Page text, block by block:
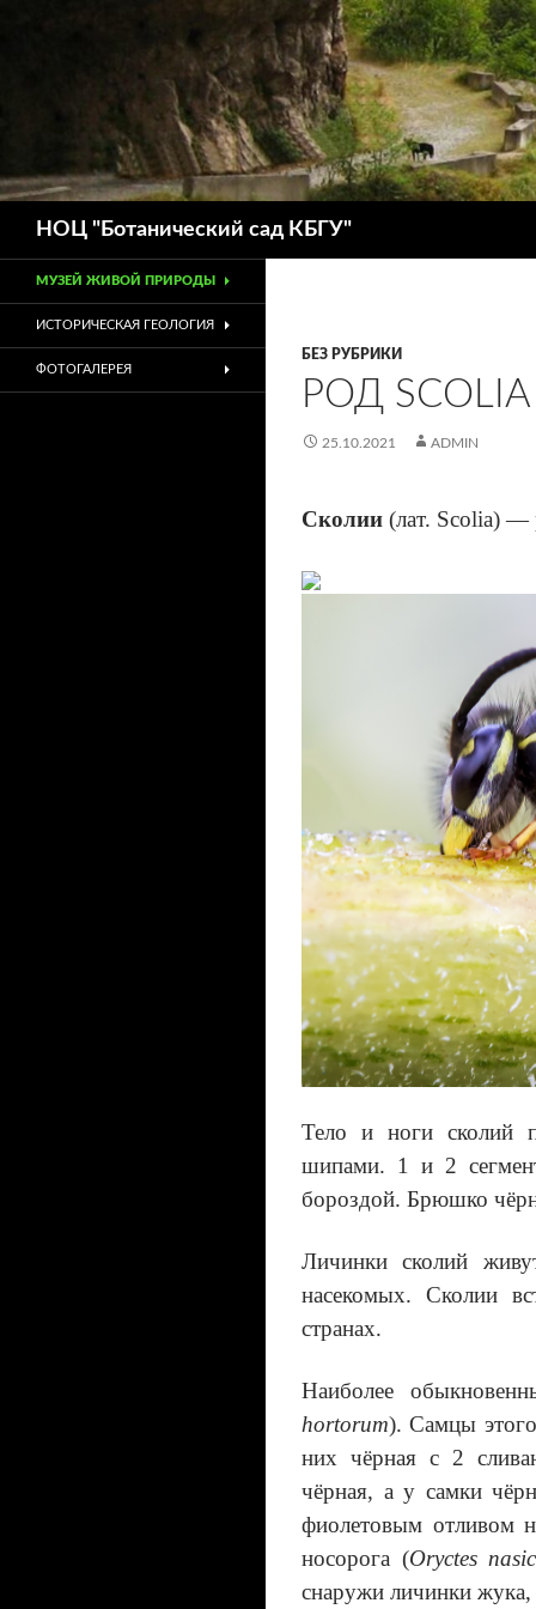
НОЦ "Ботанический сад КБГУ"
БЕЗ РУБРИКИ
РОД
25.10.2021 ADMIN
Сколии (лат. Scolia) —
Тело и ноги сколий
шипами. 1 и 2
бороздой. Брюшко
Личинки сколий
насекомых. Сколии
странах.
Наиболее
hortorum). Самцы
них чёрная с 2
чёрная, а у самки
фиолетовым отливом
носорога (Oryctes
снаружи личинки
МУЗЕЙ ЖИВОЙ ПРИРОДЫ
ИСТОРИЧЕСКАЯ ГЕОЛОГИЯ
ФОТОГАЛЕРЕЯ